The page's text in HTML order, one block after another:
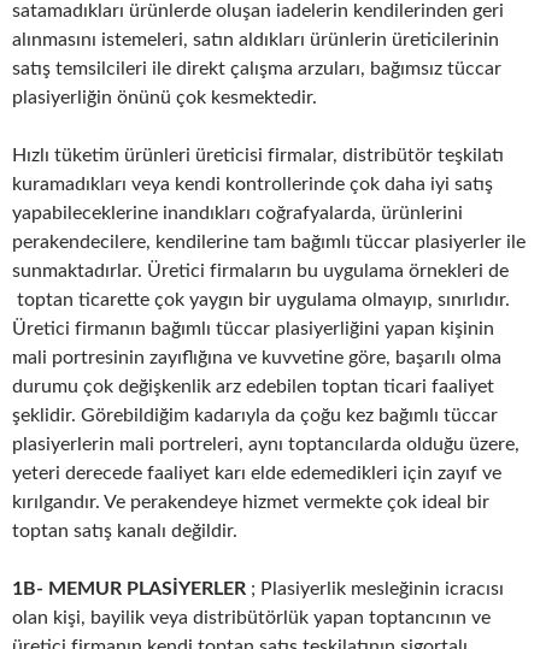
satamadıkları ürünlerde oluşan iadelerin kendilerinden geri
alınmasını istemeleri, satın aldıkları ürünlerin üreticilerinin
satış temsilcileri ile direkt çalışma arzuları, bağımsız tüccar
plasiyerliğin önünü çok kesmektedir.
Hızlı tüketim ürünleri üreticisi firmalar, distribütör teşkilatı
kuramadıkları veya kendi kontrollerinde çok daha iyi satış
yapabileceklerine inandıkları coğrafyalarda, ürünlerini
perakendecilere, kendilerine tam bağımlı tüccar plasiyerler ile
sunmaktadırlar. Üretici firmaların bu uygulama örnekleri de
toptan ticarette çok yaygın bir uygulama olmayıp, sınırlıdır.
Üretici firmanın bağımlı tüccar plasiyerliğini yapan kişinin
mali portresinin zayıflığına ve kuvvetine göre, başarılı olma
durumu çok değişkenlik arz edebilen toptan ticari faaliyet
şeklidir. Görebildiğim kadarıyla da çoğu kez bağımlı tüccar
plasiyerlerin mali portreleri, aynı toptancılarda olduğu üzere,
yeteri derecede faaliyet karı elde edemedikleri için zayıf ve
kırılgandır. Ve perakendeye hizmet vermekte çok ideal bir
toptan satış kanalı değildir.
1B- MEMUR PLASİYERLER ; Plasiyerlik mesleğinin icracısı
olan kişi, bayilik veya distribütörlük yapan toptancının ve